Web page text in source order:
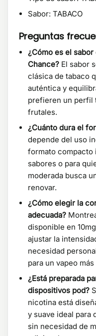
Sabor: TABACO
Preguntas
¿Cómo es el
Chance? El sabor
clásica de tabaco
auténtica y
prefieren un perfil
frutales.
¿Cuánto dura el
depende del uso
formato compacto
sabores o para
moderada busca
renovar.
¿Cómo elegir la
adecuada?
disponible en
ajustar la
necesidad
para un vapeo
¿Está preparada
dispositivos pod?
nicotina está
y suave ideal para
sin necesidad de